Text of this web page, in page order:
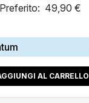
Preferito: 49,90 €
AL CARRELLO